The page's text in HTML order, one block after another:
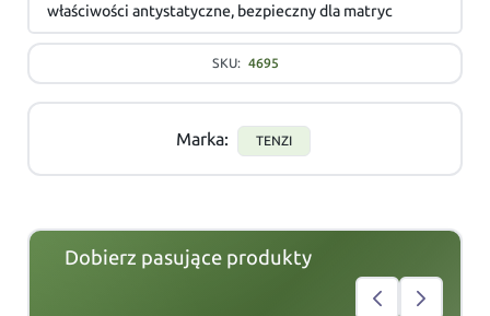
właściwości antystatyczne, bezpieczny dla matryc
SKU: 4695
Marka: TENZI
Dobierz pasujące produkty